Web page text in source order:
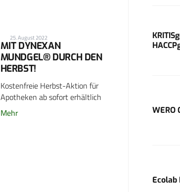
25. August 2022
MIT DYNEXAN
MUNDGEL® DURCH DEN
HERBST!
Kostenfreie Herbst-Aktion für
Apotheken ab sofort erhältlich
Mehr
WERO
Ecolab